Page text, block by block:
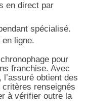
en direct par
spécialisé.
ligne.
pour
franchise. Avec
obtient des
renseignés
à vérifier outre la